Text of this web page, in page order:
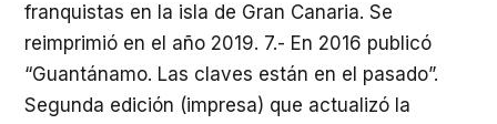
franquistas en la isla de Gran Canaria. Se
reimprimió en el año 2019. 7.- En 2016 publicó
“Guantánamo. Las claves están en el pasado”.
Segunda edición (impresa) que actualizó la